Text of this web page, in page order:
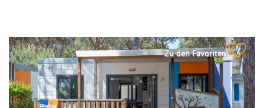
gewährleisten.
Zu den Favoriten